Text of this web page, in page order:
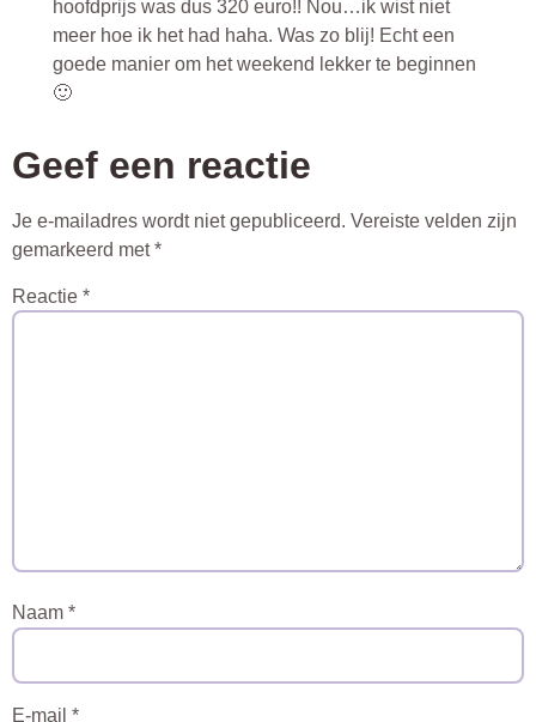
hoofdprijs was dus 320 euro!! Nou…ik wist niet
meer hoe ik het had haha. Was zo blij! Echt een
goede manier om het weekend lekker te beginnen
🙂
Geef een reactie
Je e-mailadres wordt niet gepubliceerd. Vereiste velden zijn
gemarkeerd met*
Reactie *
Naam *
E-mail *